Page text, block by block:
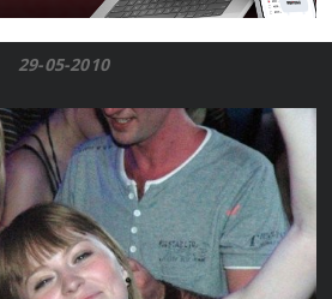
29-05-2010